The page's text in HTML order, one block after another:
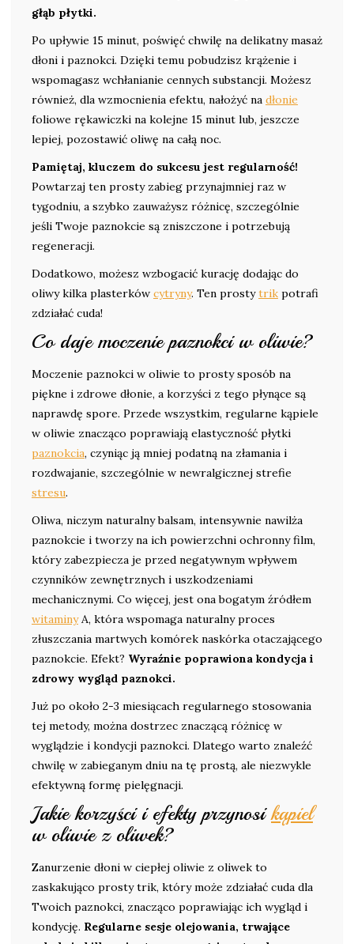
głąb płytki.
Po upływie 15 minut, poświęć chwilę na delikatny masaż
dłoni i paznokci. Dzięki temu pobudzisz krążenie i
wspomagasz wchłanianie cennych substancji. Możesz
również, dla wzmocnienia efektu, nałożyć na dłonie
foliowe rękawiczki na kolejne 15 minut lub, jeszcze
lepiej, pozostawić oliwę na całą noc.
Pamiętaj, kluczem do sukcesu jest regularność!
Powtarzaj ten prosty zabieg przynajmniej raz w
tygodniu, a szybko zauważysz różnicę, szczególnie
jeśli Twoje paznokcie są zniszczone i potrzebują
regeneracji.
Dodatkowo, możesz wzbogacić kurację dodając do
oliwy kilka plasterków cytryny. Ten prostytrik potrafi
zdziałać cuda!
Co daje moczenie paznokci w oliwie?
Moczenie paznokci w oliwie to prosty sposób na
piękne i zdrowe dłonie, a korzyści z tego płynące są
naprawdę spore. Przede wszystkim, regularne kąpiele
w oliwie znacząco poprawiają elastyczność płytki
paznokcia, czyniąc ją mniej podatną na złamania i
rozdwajanie, szczególnie w newralgicznej strefie
stresu.
Oliwa, niczym naturalny balsam, intensywnie nawilża
paznokcie i tworzy na ich powierzchni ochronny film,
który zabezpiecza je przed negatywnym wpływem
czynników zewnętrznych i uszkodzeniami
mechanicznymi. Co więcej, jest ona bogatym źródłem
witaminyA, która wspomaga naturalny proces
złuszczania martwych komórek naskórka otaczającego
paznokcie. Efekt? Wyraźnie poprawiona kondycja i
zdrowy wygląd paznokci.
Już po około 2-3 miesiącach regularnego stosowania
tej metody, można dostrzec znaczącą różnicę w
wyglądzie i kondycji paznokci. Dlatego warto znaleźć
chwilę w zabieganym dniu na tę prostą, ale niezwykle
efektywną formę pielęgnacji.
Jakie korzyści i efekty przynosikąpiel
w oliwie z oliwek?
Zanurzenie dłoni w ciepłej oliwie z oliwek to
zaskakująco prosty trik, który może zdziałać cuda dla
Twoich paznokci, znacząco poprawiając ich wygląd i
kondycję. Regularne sesje olejowania, trwające